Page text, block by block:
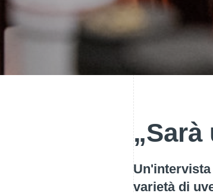
„Sarà
varietà di